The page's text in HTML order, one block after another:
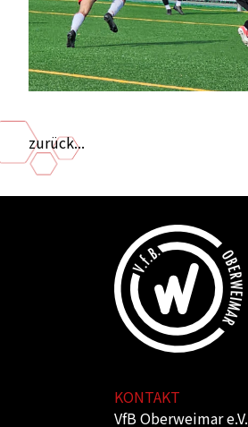
zurück...
KONTAKT
VfB Oberweimar e.V.